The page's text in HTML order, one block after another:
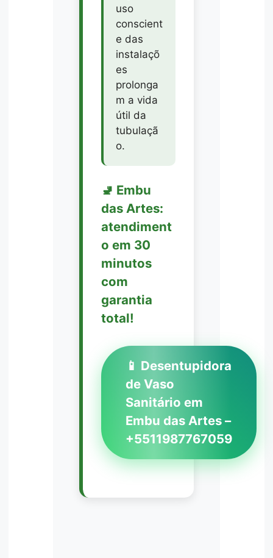
uso
conscient
e das
instalaçõ
es
prolonga
m a vida
útil da
tubulaçã
o.
🚽 Embu
das Artes:
atendiment
o em 30
minutos
com
garantia
total!
📱 Desentupidora
de Vaso
Sanitário em
Embu das Artes –
+5511987767059